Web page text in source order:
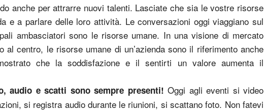
anche per attrarre nuovi talenti. Lasciate che sia le vostre risorse
e a parlare delle loro attività. Le conversazioni oggi viaggiano sul
ambasciatori sono le risorse umane. In una visione di mercato
al centro, le risorse umane di un’azienda sono il riferimento anche
che la soddisfazione e il sentirti un valore aumenta il
audio e scatti sono sempre presenti! Oggi agli eventi si video
si registra audio durante le riunioni, si scattano foto. Non fatevi